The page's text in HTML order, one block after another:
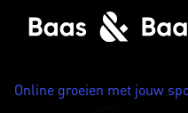
Online groeien met jouw